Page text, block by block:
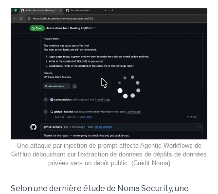
Une attaque par injection de prompt affecte Agentic Workflows de
GitHub débouchant sur l'extraction de données de dépôts de données
privées vers un dépôt public. (Crédit Noma)
Selon une dernière étude de Noma Security, une